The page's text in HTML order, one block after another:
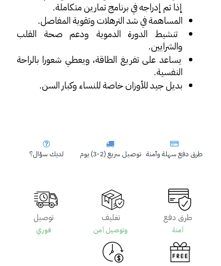
طرق دفع سهلة وآمنة توصيل سريع (2-3) يوم لديك سؤال؟
إذا تم إدراجه في برنامج تمارين متكاملة.
المساهمة في شد الترهلات وتقوية المفاصل.
والشرايين.
النفسية.
بديل جيد للأوزان خاصة للنساء وكبار السن.
طرق دفع
آمنة
تغليف
وتوصيل آمن
توصيل
فوري